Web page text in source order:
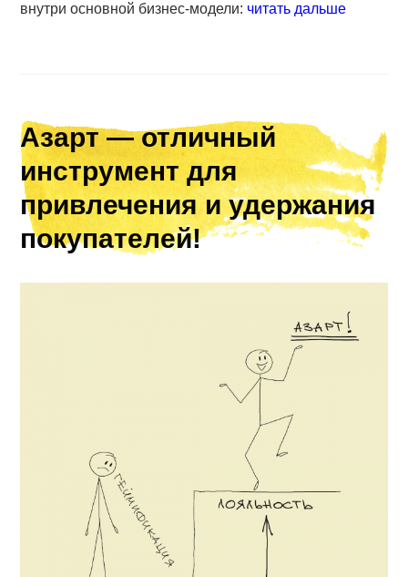
внутри основной бизнес-модели: читать дальше
Азарт — отличный
инструмент для
привлечения и удержания
покупателей!